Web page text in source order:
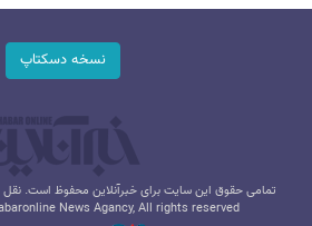
نسخه دسکتاپ
تمامی حقوق این سایت برای خبرآنلاین محفوظ است. نقل
News Agancy, All rights reserved